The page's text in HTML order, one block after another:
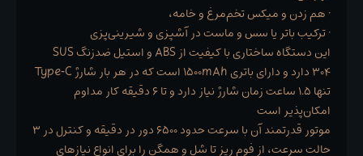
• هم زدن و میکس تخم‌مرغ و خامه،
• ترکیب باتر یا سس و ماست در آشپزی و شیرینی‌پزی
این دستگاه ساختاری با کیفیت از ABS و استیل ضدزنگ SUS
304 دارد و دارای باتری 1500mAh است که در هر بار شارژ Type‑C
تنها ۱.۵ ساعت زمان شارژ نیاز دارد و تا ۶ دقیقه کار مداوم
امکان‌پذیر است
موتور قدرتمند آن با سرعت حدود ۶۵۰۰ دور در دقیقه و کنترل در ۳
حالت سرعت، از فوم ریز تا شل و همگن را برای انواع نیازهای